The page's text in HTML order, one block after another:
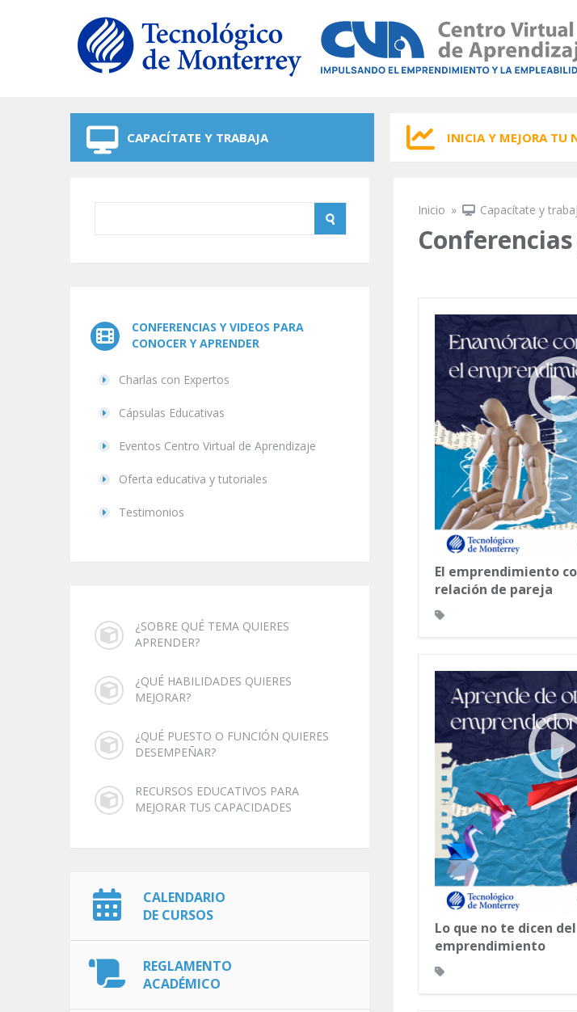
CAPACÍTATE Y TRABAJA INICIA Y MEJORA TU
CONFERENCIAS Y VIDEOS PARA
CONOCER Y APRENDER
Charlas con Expertos
Cápsulas Educativas
Eventos Centro Virtual de Aprendizaje
Oferta educativa y tutoriales
Testimonios
¿SOBRE QUÉ TEMA QUIERES
APRENDER?
¿QUÉ HABILIDADES QUIERES
MEJORAR?
¿QUÉ PUESTO O FUNCIÓN QUIERES
DESEMPEÑAR?
RECURSOS EDUCATIVOS PARA
MEJORAR TUS CAPACIDADES
CALENDARIO
DE CURSOS
REGLAMENTO
ACADÉMICO
Se encuentra
Inicio » Capacítate y
El emprendimiento
relación de pareja
Lo que no te dicen del
emprendimiento